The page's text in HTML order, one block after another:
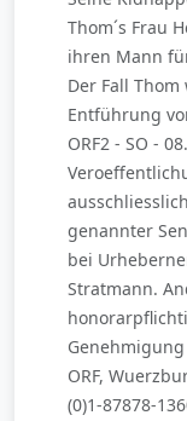
Thom´s Frau
ihren Mann
Der Fall
Entführung
ORF2 - SO -
genannter
bei
Stratmann.
ORF,
(0)1-87878-